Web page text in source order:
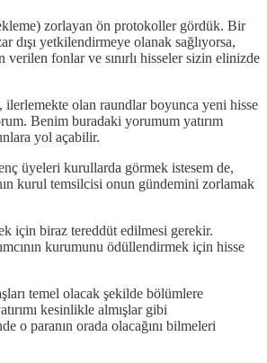
zorlayan ön protokoller gördük. Bir
dışı yetkilendirmeye olanak sağlıyorsa,
fonlar ve sınırlı hisseler sizin elinizde
ilerlemekte olan raundlar boyunca yeni hisse
Benim buradaki yorumum yatırım
yol açabilir.
üyeleri kurullarda görmek istesem de,
kurul temsilcisi onun gündemini zorlamak
için biraz tereddüt edilmesi gerekir.
kurumunu ödüllendirmek için hisse
temel olacak şekilde bölümlere
kesinlikle almışlar gibi
o paranın orada olacağını bilmeleri